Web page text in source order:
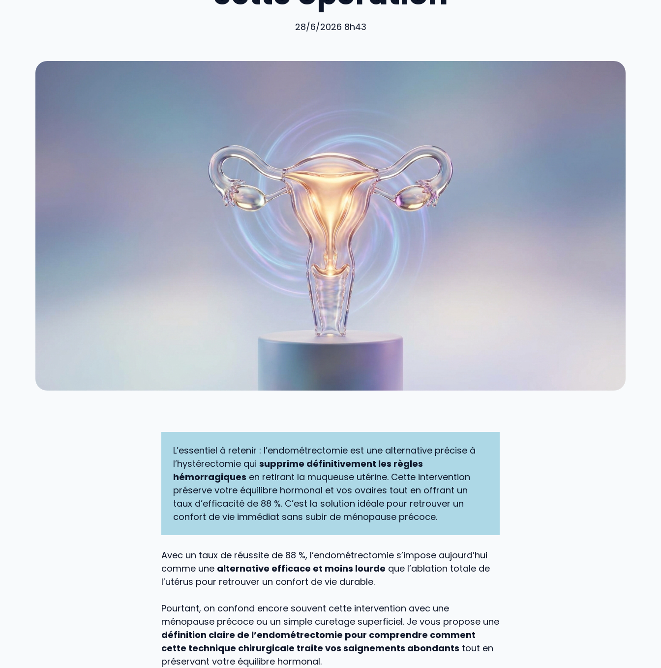
28/6/2026 8h43
L’essentiel à retenir : l’endométrectomie est une alternative précise à
l’hystérectomie qui supprime définitivement les règles
hémorragiques en retirant la muqueuse utérine. Cette intervention
préserve votre équilibre hormonal et vos ovaires tout en offrant un
taux d’efficacité de 88 %. C’est la solution idéale pour retrouver un
confort de vie immédiat sans subir de ménopause précoce.
Avec un taux de réussite de 88 %, l’endométrectomie s’impose aujourd’hui
comme une alternative efficace et moins lourde que l’ablation totale de
l’utérus pour retrouver un confort de vie durable.
Pourtant, on confond encore souvent cette intervention avec une
ménopause précoce ou un simple curetage superficiel. Je vous propose une
définition claire de l’endométrectomie pour comprendre comment
cette technique chirurgicale traite vos saignements abondants tout en
préservant votre équilibre hormonal.